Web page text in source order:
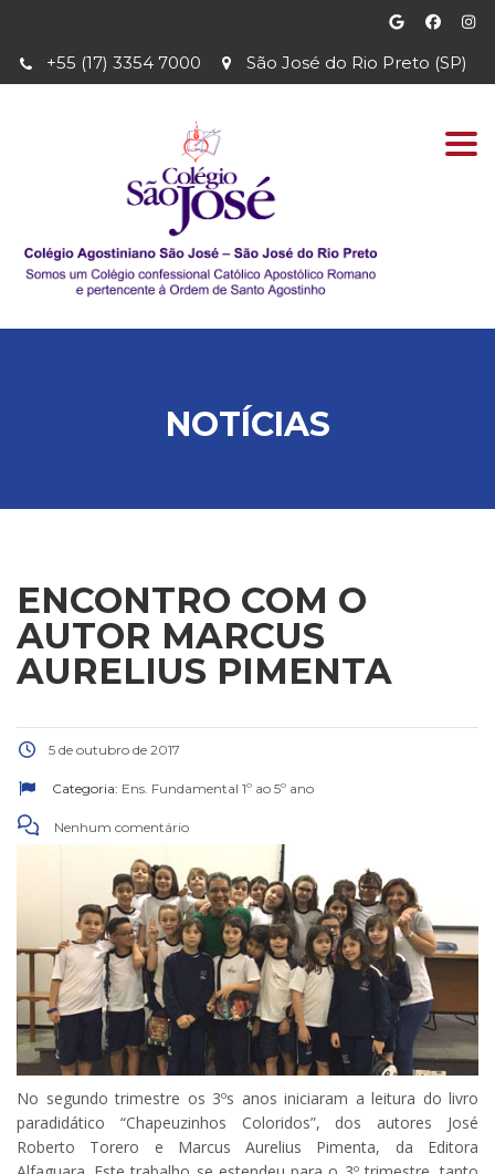
São José do Rio Preto (SP)
+55 (17) 3354 7000
NOTÍCIAS
ENCONTRO COM O
AUTOR MARCUS
AURELIUS PIMENTA
5 de outubro de 2017
Categoria: Ens. Fundamental 1º ao 5º ano
Nenhum comentário
No segundo trimestre os 3ºs anos iniciaram a leitura do livro
paradidático “Chapeuzinhos Coloridos”, dos autores José
Roberto Torero e Marcus Aurelius Pimenta, da Editora